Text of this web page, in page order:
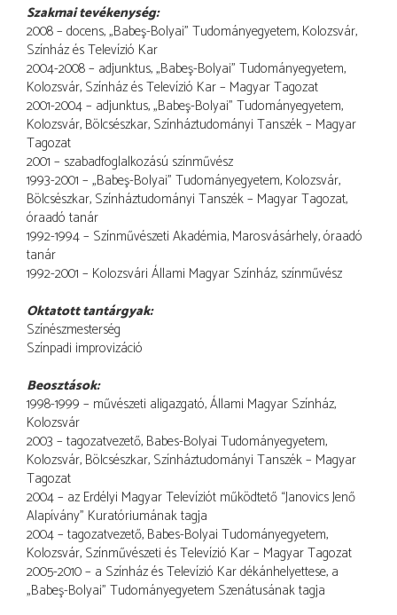
Szakmai tevékenység:
2008 – docens, „Babeş-Bolyai” Tudományegyetem, Kolozsvár,
Színház és Televízió Kar
2004-2008 – adjunktus, „Babeş-Bolyai” Tudományegyetem,
Kolozsvár, Színház és Televízió Kar – Magyar Tagozat
2001-2004 – adjunktus, „Babeş-Bolyai” Tudományegyetem,
Kolozsvár, Bölcsészkar, Színháztudományi Tanszék – Magyar
Tagozat
2001 – szabadfoglalkozású színművész
1993-2001 – „Babeş-Bolyai” Tudományegyetem, Kolozsvár,
Bölcsészkar, Színháztudományi Tanszék – Magyar Tagozat,
óraadó tanár
1992-1994 – Színművészeti Akadémia, Marosvásárhely, óraadó
tanár
1992-2001 – Kolozsvári Állami Magyar Színház, színművész
Oktatott tantárgyak:
Színészmesterség
Színpadi improvizáció
Beosztások:
1998-1999 – művészeti aligazgató, Állami Magyar Színház,
Kolozsvár
2003 – tagozatvezető, Babes-Bolyai Tudományegyetem,
Kolozsvár, Bölcsészkar, Színháztudományi Tanszék – Magyar
Tagozat
2004 – az Erdélyi Magyar Televíziót működtető “Janovics Jenő
Alapívány” Kuratóriumának tagja
2004 – tagozatvezető, Babes-Bolyai Tudományegyetem,
Kolozsvár, Színművészeti és Televízió Kar – Magyar Tagozat
2005-2010 – a Színház és Televízió Kar dékánhelyettese, a
„Babeş-Bolyai” Tudományegyetem Szenátusának tagja